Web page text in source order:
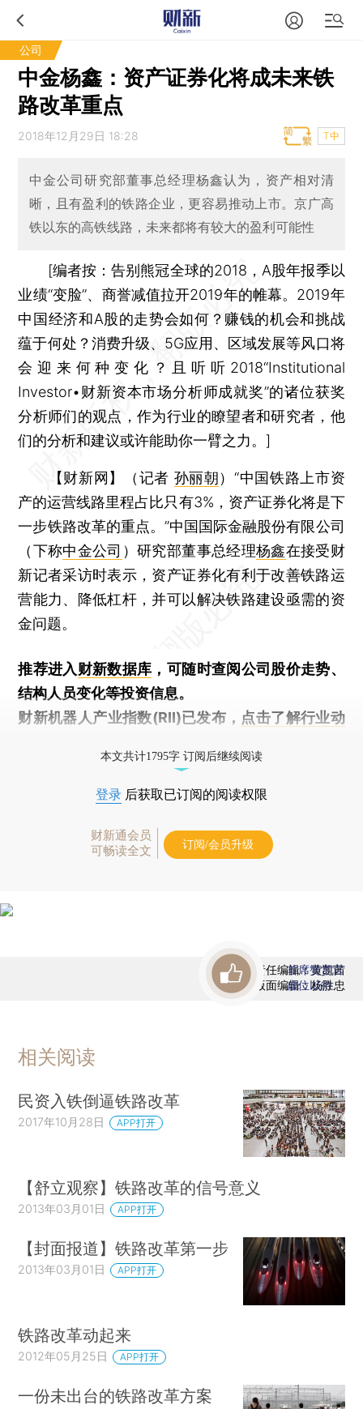
公司
中金杨鑫：资产证券化将成未来铁
路改革重点
2018年12月29日 18:28 T中
中金公司研究部董事总经理杨鑫认为，资产相对清
晰，且有盈利的铁路企业，更容易推动上市。京广高
铁以东的高铁线路，未来都将有较大的盈利可能性
[编者按：告别熊冠全球的2018，A股年报季以
业绩“变脸”、商誉减值拉开2019年的帷幕。2019年
中国经济和A股的走势会如何？赚钱的机会和挑战
蕴于何处？消费升级、5G应用、区域发展等风口将
会迎来何种变化？且听听2018“Institutional
Investor•财新资本市场分析师成就奖”的诸位获奖
分析师们的观点，作为行业的瞭望者和研究者，他
们的分析和建议或许能助你一臂之力。]
【财新网】（记者 孙丽朝）“中国铁路上市资
产的运营线路里程占比只有3%，资产证券化将是下
一步铁路改革的重点。”中国国际金融股份有限公司
（下称中金公司 ）研究部董事总经理杨鑫在接受财
新记者采访时表示，资产证券化有利于改善铁路运
营能力、降低杠杆，并可以解决铁路建设亟需的资
金问题。
推荐进入财新数据库 ，可随时查阅公司股价走势、
结构人员变化等投资信息。
财新机器人产业指数(RII)已发布， 点击了解行业动
本文共计1795字 订阅后继续阅读
登录 后获取已订阅的阅读权限
财新通会员
可畅读全文
订阅/会员升级
责任编辑：黄凯茜
版面编辑：杨胜忠
首席赞赏官
虚位以待
相关阅读
民资入铁倒逼铁路改革
2017年10月28日 APP打开
【舒立观察】铁路改革的信号意义
2013年03月01日 APP打开
【封面报道】铁路改革第一步
2013年03月01日 APP打开
铁路改革动起来
2012年05月25日 APP打开
一份未出台的铁路改革方案